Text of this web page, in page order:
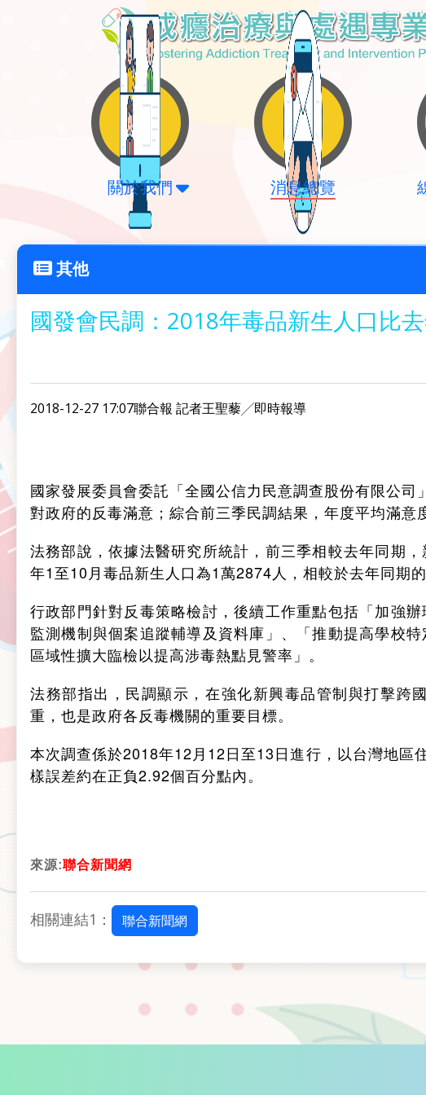
關於我們 消息總覽
其他
國發會民調：2018年毒品新生人口比
2018-12-27 17:07聯合報 記者王聖藜╱即時報導
國家發展委員會委託「全國公信力民意調查股份有限公
對政府的反毒滿意；綜合前三季民調結果，年度平均滿意
法務部說，依據法醫研究所統計，前三季相較去年同期，
年1至10月毒品新生人口為1萬2874人，相較於去年同期
行政部門針對反毒策略檢討，後續工作重點包括「加強
監測機制與個案追蹤輔導及資料庫」、「推動提高學校
區域性擴大臨檢以提高涉毒熱點見警率」。
法務部指出，民調顯示，在強化新興毒品管制與打擊跨
重，也是政府各反毒機關的重要目標。
本次調查係於2018年12月12日至13日進行，以台灣地區
樣誤差約在正負2.92個百分點內。
來源:聯合新聞網
相關連結1： 聯合新聞網